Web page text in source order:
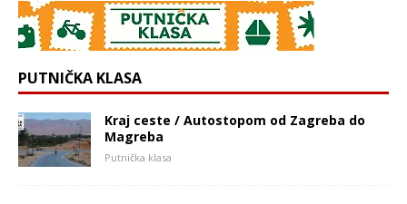
PUTNIČKA KLASA
Kraj ceste / Autostopom od Zagreba do
Magreba
Putnička klasa